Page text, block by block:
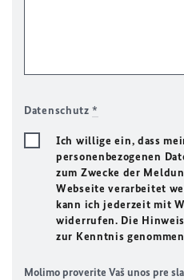
Datenschutz*
Ich willige ein, dass
personenbezogenen
zum Zwecke der
Webseite verarbeitet
kann ich jederzeit mit
widerrufen. Die
zur Kenntnis
Molimo proverite Vaš unos pre